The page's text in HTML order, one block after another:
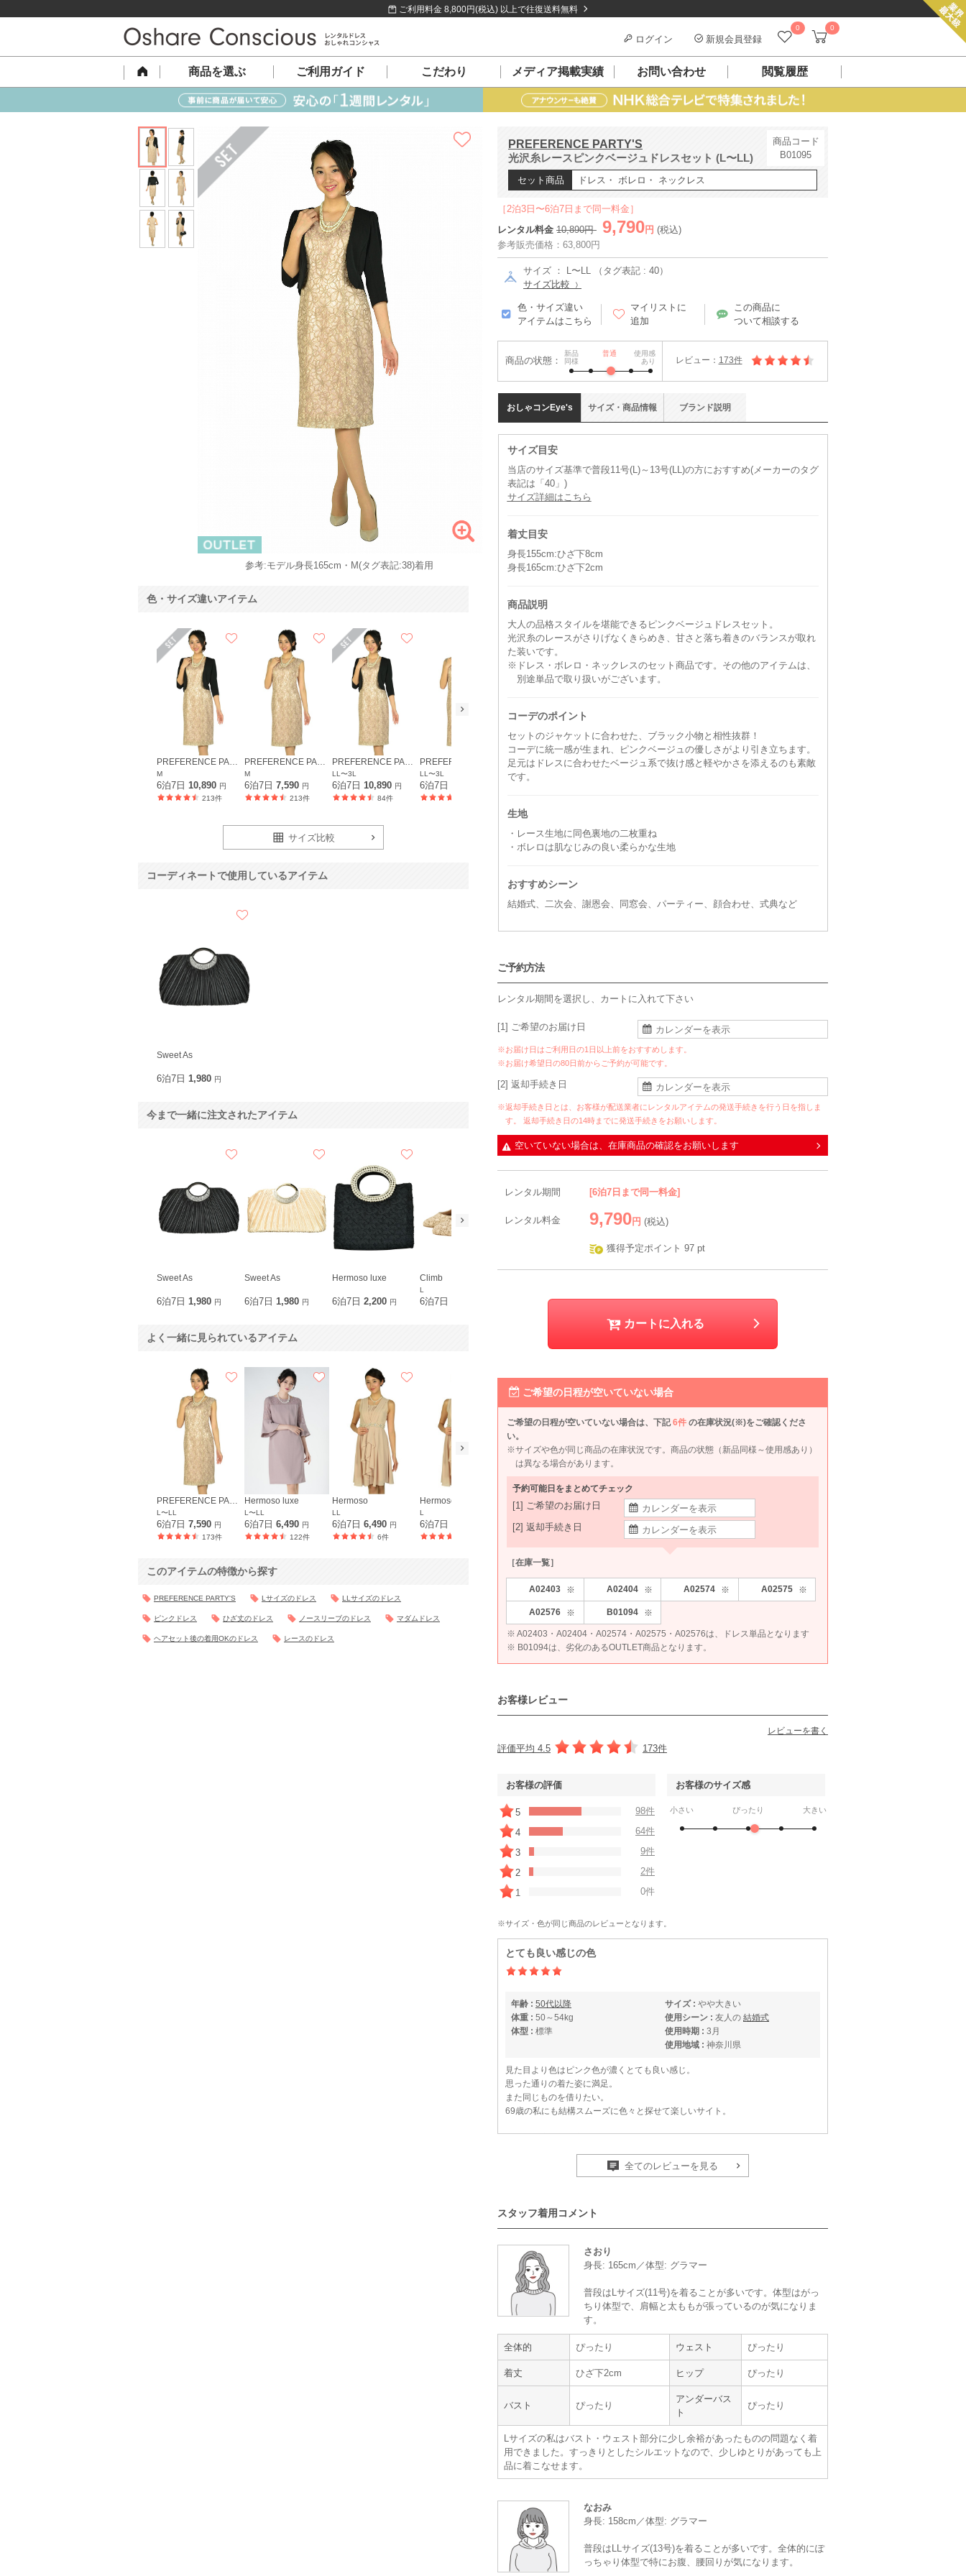
ご利用料金 8,800円(税込) 以上で往復送料無料
0 0
ログイン 新規会員登録
商品を選ぶ ご利用ガイド こだわり メディア掲載実績 お問い合わせ 閲覧履歴
PREFERENCE PARTY'S
光沢糸レースピンクベージュドレスセット (L〜LL)
商品コード
B01095
セット商品 ドレス・ ボレロ・ ネックレス
［2泊3日〜6泊7日まで同一料金］
レンタル料金 10,890円 9,790 円 (税込)
参考販売価格：63,800円
サイズ ： L〜LL （タグ表記 : 40）
サイズ比較
色・サイズ違い
アイテムはこちら
マイリストに
追加
この商品に
ついて相談する
商品の状態：
新品
同様
普通
使用感
あり
レビュー： 173件
おしゃコンEye's
サイズ目安
当店のサイズ基準で普段11号(L)～13号(LL)の方におすすめ(メーカーのタグ
表記は「40」)
サイズ詳細はこちら
着丈目安
身長155cm:ひざ下8cm
身長165cm:ひざ下2cm
商品説明
大人の品格スタイルを堪能できるピンクベージュドレスセット。
光沢糸のレースがさりげなくきらめき、甘さと落ち着きのバランスが取れ
た装いです。
※ドレス・ボレロ・ネックレスのセット商品です。その他のアイテムは、
別途単品で取り扱いがございます。
コーデのポイント
セットのジャケットに合わせた、ブラック小物と相性抜群！
コーデに統一感が生まれ、ピンクベージュの優しさがより引き立ちます。
足元はドレスに合わせたベージュ系で抜け感と軽やかさを添えるのも素敵
です。
生地
・レース生地に同色裏地の二枚重ね
・ボレロは肌なじみの良い柔らかな生地
おすすめシーン
結婚式、二次会、謝恩会、同窓会、パーティー、顔合わせ、式典など
サイズ・ 商品情報 ブランド説明
ご予約方法
レンタル期間を選択し、カートに入れて下さい
[1] ご希望のお届け日
※お届け日はご利用日の1日以上前をおすすめします。
※お届け希望日の80日前からご予約が可能です。
[2] 返却手続き日
※返却手続き日とは、お客様が配送業者にレンタルアイテムの発送手続きを行う日を指しま
す。 返却手続き日の14時までに発送手続きをお願いします。
空いていない場合は、在庫商品の確認をお願いします
レンタル期間 [6泊7日まで同一料金]
レンタル料金 9,790 円 (税込)
獲得予定ポイント 97 pt
カートに入れる
ご希望の日程が空いていない場合
ご希望の日程が空いていない場合は、下記6件 の在庫状況(※)をご確認くださ
い。
※サイズや色が同じ商品の在庫状況です。商品の状態（新品同様～使用感あり）
は異なる場合があります。
予約可能日をまとめてチェック
[1] ご希望のお届け日
[2] 返却手続き日
［在庫一覧］
A02403 ※ A02404 ※ A02574 ※ A02575 ※
A02576 ※ B01094 ※
※ A02403・A02404・A02574・A02575・A02576は、ドレス単品となります
※ B01094は、劣化のあるOUTLET商品となります。
お客様レビュー
レビューを書く
評価平均 4.5 173件
お客様の評価
5
98件
4
64件
3
9件
2
2件
1
0件
お客様のサイズ感
小さい ぴったり 大きい
※サイズ・色が同じ商品のレビューとなります。
とても良い感じの色
年齢 : 50代以降
体重 : 50～54kg
体型 : 標準
サイズ : やや大きい
使用シーン : 友人の 結婚式
使用時期 : 3月
使用地域 : 神奈川県
見た目より色はピンク色が濃くとても良い感じ。
思った通りの着た姿に満足。
また同じものを借りたい。
69歳の私にも結構スムーズに色々と探せて楽しいサイト。
忘年会パーティーで利用
【A02576
年齢 : 50代以降
身長 :
155〜159cm
サイズ :ぴったり
丈 : ひざより下
使用時期 : 12月
またよろしくお願いします。
年齢 : 50代以降
全てのレビューを見る
スタッフ着用コメント
さおり
身長: 165cm／体型: グラマー
普段はLサイズ(11号)を着ることが多いです。体型はがっ
ちり体型で、肩幅と太ももが張っているのが気になりま
す。
全体的 ぴったり ウェスト ぴったり
着丈 ひざ下2cm ヒップ ぴったり
バスト ぴったり
アンダーバス
ト
ぴったり
Lサイズの私はバスト・ウェスト部分に少し余裕があったものの問題なく着
用できました。すっきりとしたシルエットなので、少しゆとりがあっても上
品に着こなせます。
なおみ
身長: 158cm／体型: グラマー
普段はLLサイズ(13号)を着ることが多いです。全体的にぽ
っちゃり体型で特にお腹、腰回りが気になります。
参考:モデル身長165cm・M(タグ表記:38)着用
色・サイズ違いアイテム
PREFERENCE PARTY'S
M
6泊7日 10,890 円
213件
PREFERENCE PARTY'S
M
6泊7日7,590 円
213件
PREFERENCE PARTY'S
LL〜3L
6泊7日10,890 円
84件
LL〜3L
6泊7日
PREFERENCE PARTY'S
M
6泊7日
PREFERENCE PARTY'S PREFERENCE PARTY'S
サイズ比較
コーディネートで使用しているアイテム
Sweet As
6泊7日 1,980 円
今まで一緒に注文されたアイテム
Sweet As
6泊7日 1,980 円
Sweet As
6泊7日1,980 円
Hermoso luxe
6泊7日2,200 円
Climb
L
6泊7日 1,210円 6泊7日2,090円 6泊7日1,870円 6泊7日
よく一緒に見られているアイテム
PREFERENCE PARTY'S
L〜LL
6泊7日 7,590 円
173件
Hermoso luxe
L〜LL
6泊7日6,490 円
122件
Hermoso
LL
6泊7日6,490 円
6件
Hermoso
L
6泊7日
UNTITLED
6泊7日6,990円
このアイテムの特徴から探す
PREFERENCE PARTY'S Lサイズのドレス LLサイズのドレス
ピンクドレス ひざ丈のドレス ノースリーブのドレス マダムドレス
ヘアセット後の着用OKのドレス レースのドレス